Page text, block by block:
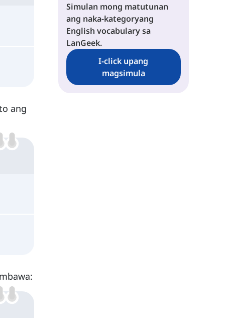
ang
Simulan mong matutunan
ang naka-kategoryang
English vocabulary sa
LanGeek.
I-click upang
magsimula